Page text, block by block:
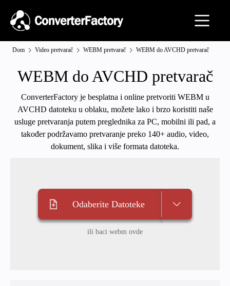
Dom Video pretvarač WEBM pretvarač WEBM do AVCHD pretvarač
WEBM do AVCHD pretvarač
ConverterFactory je besplatna i online pretvoriti WEBM u
AVCHD datoteku u oblaku, možete lako i brzo koristiti naše
usluge pretvaranja putem preglednika za PC, mobilni ili pad, a
također podržavamo pretvaranje preko 140+ audio, video,
dokument, slika i više formata datoteka.
Odaberite Datoteke
ili baci webm ovde